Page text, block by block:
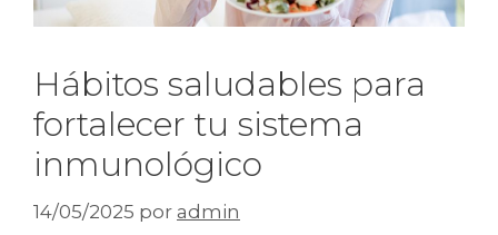
Hábitos saludables para
fortalecer tu sistema
inmunológico
14/05/2025 por admin